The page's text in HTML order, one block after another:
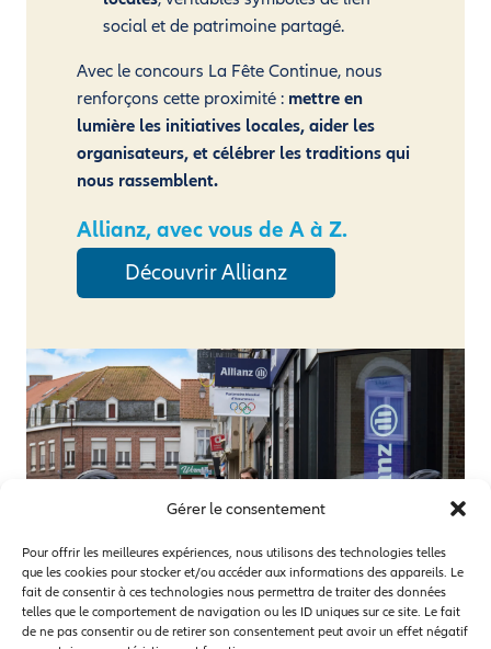
Gérer le consentement
Pour offrir les meilleures expériences, nous utilisons des technologies telles
que les cookies pour stocker et/ou accéder aux informations des appareils. Le
fait de consentir à ces technologies nous permettra de traiter des données
telles que le comportement de navigation ou les ID uniques sur ce site. Le fait
de ne pas consentir ou de retirer son consentement peut avoir un effet négatif
social et de patrimoine partagé.
Avec le concours La Fête Continue, nous
renforçons cette proximité : mettre en
lumière les initiatives locales, aider les
organisateurs, et célébrer les traditions qui
nous rassemblent.
Allianz, avec vous de A à Z.
Découvrir Allianz